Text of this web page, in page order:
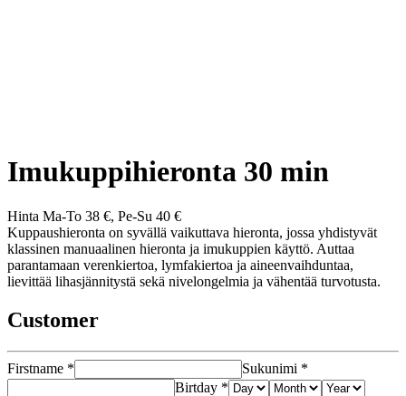
Imukuppihieronta 30 min
Hinta Ma-To 38 €, Pe-Su 40 €
Kuppaushieronta on syvällä vaikuttava hieronta, jossa yhdistyvät
klassinen manuaalinen hieronta ja imukuppien käyttö. Auttaa
parantamaan verenkiertoa, lymfakiertoa ja aineenvaihduntaa,
lievittää lihasjännitystä sekä nivelongelmia ja vähentää turvotusta.
Customer
Firstname * Sukunimi *
Birtday *